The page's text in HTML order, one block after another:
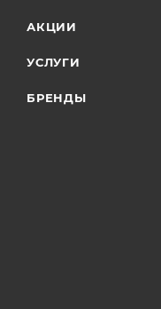
АКЦИИ
УСЛУГИ
БРЕНДЫ